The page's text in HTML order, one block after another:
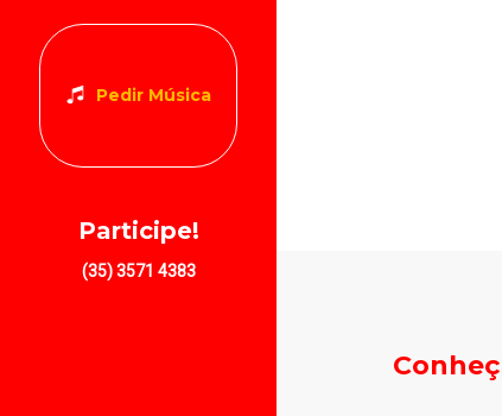
Pedir Música
Participe!
(35) 3571 4383